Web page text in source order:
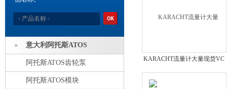
意大利阿托斯ATOS
阿托斯ATOS齿轮泵
阿托斯ATOS模块
KARACHT流量计大量现货VC
0.025F1PS